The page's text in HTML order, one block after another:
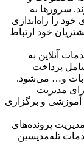
سرورها به
را راه‌اندازی
خود ارتباط
آنلاین به
پرداخت
و… می‌شود.
مدیریت
آموزشی و برگزاری
پرونده‌های
تله‌مدیسین